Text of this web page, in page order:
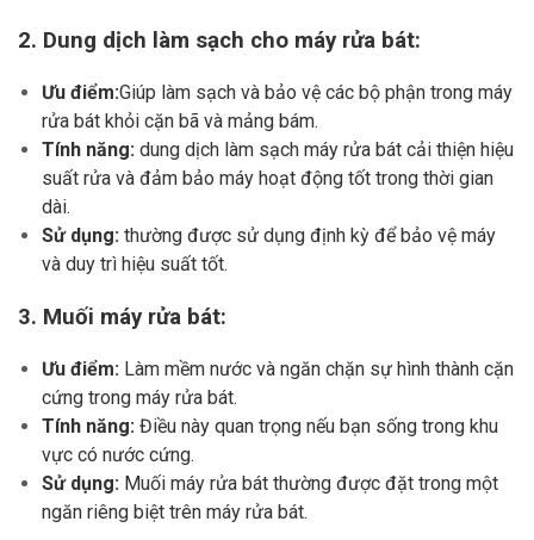
2. Dung dịch làm sạch cho máy rửa bát:
Ưu điểm:Giúp làm sạch và bảo vệ các bộ phận trong máy
rửa bát khỏi cặn bã và mảng bám.
Tính năng: dung dịch làm sạch máy rửa bát cải thiện hiệu
suất rửa và đảm bảo máy hoạt động tốt trong thời gian
dài.
Sử dụng: thường được sử dụng định kỳ để bảo vệ máy
và duy trì hiệu suất tốt.
3. Muối máy rửa bát:
Ưu điểm: Làm mềm nước và ngăn chặn sự hình thành cặn
cứng trong máy rửa bát.
Tính năng: Điều này quan trọng nếu bạn sống trong khu
vực có nước cứng.
Sử dụng: Muối máy rửa bát thường được đặt trong một
ngăn riêng biệt trên máy rửa bát.